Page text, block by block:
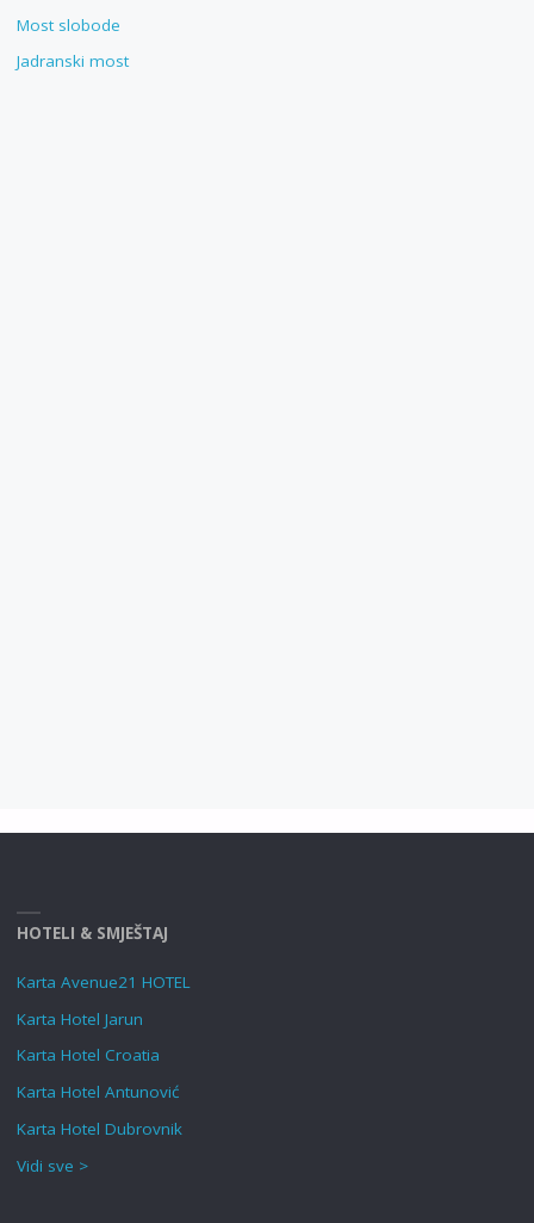
Most slobode
Jadranski most
HOTELI & SMJEŠTAJ
Karta Avenue21 HOTEL
Karta Hotel Jarun
Karta Hotel Croatia
Karta Hotel Antunović
Karta Hotel Dubrovnik
Vidi sve >